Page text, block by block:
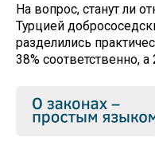
На вопрос, станут ли
Турцией
разделились
38% соответственно,